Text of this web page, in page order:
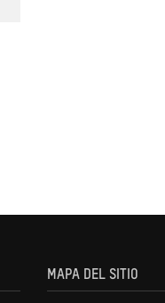
MAPA DEL SITIO